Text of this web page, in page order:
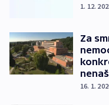
1. 12.
Za
16. 1.